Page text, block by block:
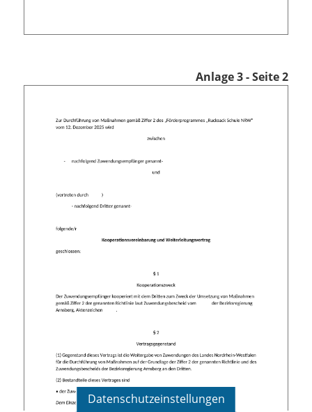
Datenschutzeinstellungen
Anlage 3 - Seite 2